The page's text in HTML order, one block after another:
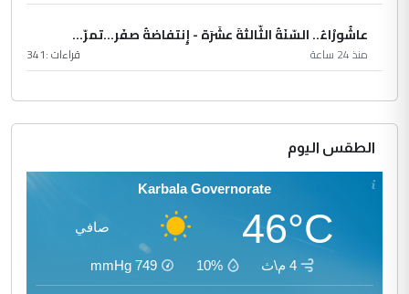
عاشُورْاءُ.. السّنَةُ الثّالثةَ عشَرَة - إِنتفاضةُ صفَر…تمرّ...
منذ 24 ساعة قراءات :341
الطقس اليوم
Karbala Governorate
46°C صافي
4 م\ث 10%
749
mmHg